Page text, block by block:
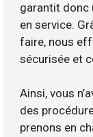
garantit donc
en service.
faire, nous
sécurisée et
Ainsi, vous
des
prenons en